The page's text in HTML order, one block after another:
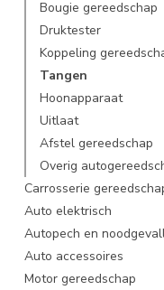
Bougie gereedschap
Druktester
Koppeling
Tangen
Hoonapparaat
Uitlaat
Afstel gereedschap
Overig
Carrosserie
Auto elektrisch
Autopech en
Auto accessoires
Motor gereedschap